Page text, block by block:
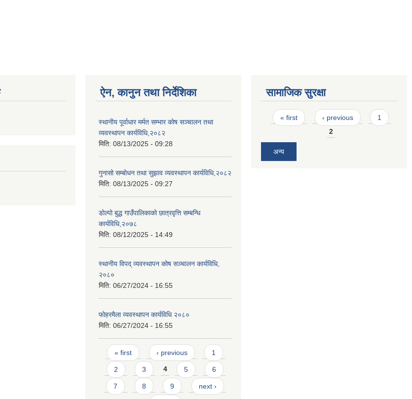
ऐन, कानुन तथा निर्देशिका
स्थानीय पूर्वाधार मर्मत सम्भार कोष सञ्चालन तथा
व्यवस्थापन कार्यविधि,२०८२
मिति: 08/13/2025 - 09:28
गुनासो सम्बोधन तथा सुझाव व्यवस्थापन कार्यविधि,२०८२
मिति: 08/13/2025 - 09:27
डोल्पो बुद्ध गाउँपालिकाको छात्रवृत्ति सम्बन्धि
कार्यविधि,२०७८
मिति: 08/12/2025 - 14:49
स्थानीय विपद् व्यवस्थापन कोष सञ्चालन कार्यविधि,
२०८०
मिति: 06/27/2024 - 16:55
फोहरमैला व्यवस्थापन कार्यविधि २०८०
मिति: 06/27/2024 - 16:55
Pages
« first ‹ previous 1
2 3 4 5 6
7 8 9 next ›
सामाजिक सुरक्षा
Pages
« first ‹ previous
1
2
अन्य